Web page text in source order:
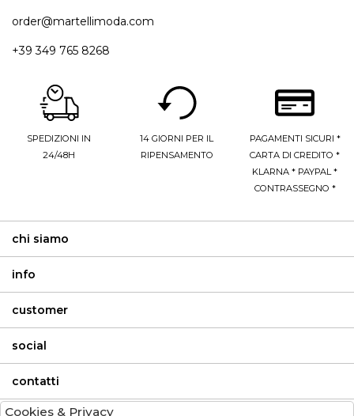
order@martellimoda.com
+39 349 765 8268
SPEDIZIONI IN
24/48H
14 GIORNI PER IL
RIPENSAMENTO
PAGAMENTI SICURI *
CARTA DI CREDITO *
KLARNA * PAYPAL *
CONTRASSEGNO *
chi siamo
info
customer
social
contatti
Cookies & Privacy